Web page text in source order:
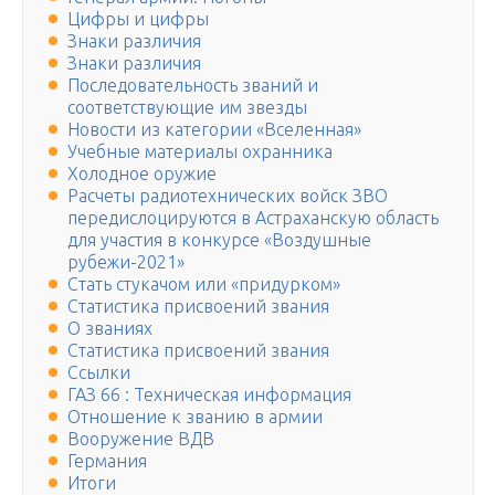
Цифры и цифры
Знаки различия
Знаки различия
Последовательность званий и
соответствующие им звезды
Новости из категории «Вселенная»
Учебные материалы охранника
Холодное оружие
Расчеты радиотехнических войск ЗВО
передислоцируются в Астраханскую область
для участия в конкурсе «Воздушные
рубежи-2021»
Стать стукачом или «придурком»
Статистика присвоений звания
О званиях
Статистика присвоений звания
Ссылки
ГАЗ 66 : Техническая информация
Отношение к званию в армии
Вооружение ВДВ
Германия
Итоги